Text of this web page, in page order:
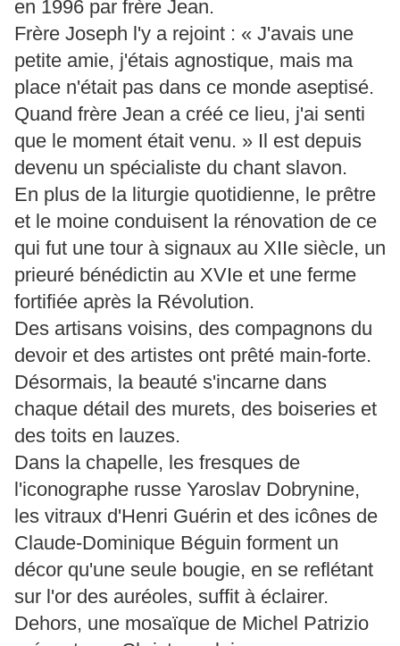
en 1996 par frère Jean.
Frère Joseph l'y a rejoint : « J'avais une
petite amie, j'étais agnostique, mais ma
place n'était pas dans ce monde aseptisé.
Quand frère Jean a créé ce lieu, j'ai senti
que le moment était venu. » Il est depuis
devenu un spécialiste du chant slavon.
En plus de la liturgie quotidienne, le prêtre
et le moine conduisent la rénovation de ce
qui fut une tour à signaux au XIIe siècle, un
prieuré bénédictin au XVIe et une ferme
fortifiée après la Révolution.
Des artisans voisins, des compagnons du
devoir et des artistes ont prêté main-forte.
Désormais, la beauté s'incarne dans
chaque détail des murets, des boiseries et
des toits en lauzes.
Dans la chapelle, les fresques de
l'iconographe russe Yaroslav Dobrynine,
les vitraux d'Henri Guérin et des icônes de
Claude-Dominique Béguin forment un
décor qu'une seule bougie, en se reflétant
sur l'or des auréoles, suffit à éclairer.
Dehors, une mosaïque de Michel Patrizio